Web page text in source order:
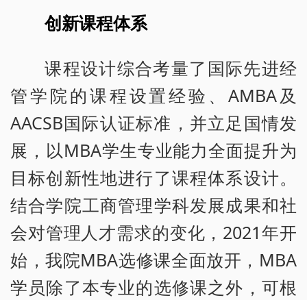
创新课程体系
课程设计综合考量了国际先进经
管学院的课程设置经验、AMBA及
AACSB国际认证标准，并立足国情发
展，以MBA学生专业能力全面提升为
目标创新性地进行了课程体系设计。
结合学院工商管理学科发展成果和社
会对管理人才需求的变化，2021年开
始，我院MBA选修课全面放开，MBA
学员除了本专业的选修课之外，可根